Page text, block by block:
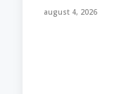
august 4, 2026